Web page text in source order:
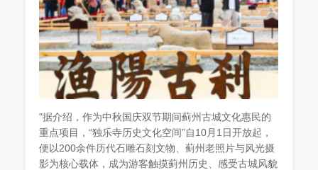
"据介绍，作为中秋国庆双节期间蓟州古城文化惠民的
重点项目，“独乐寺历史文化空间”自10月1日开放起，
便以200余件历代石雕石刻文物、蓟州老照片与风光摄
影为核心载体，成为游客触摸蓟州历史、感受古城风貌